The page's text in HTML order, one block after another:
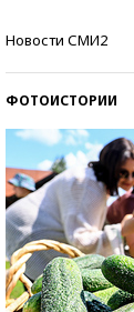
Новости СМИ2
ФОТОИСТОРИИ